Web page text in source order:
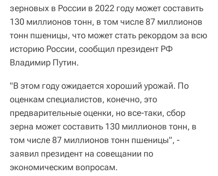
зерновых в России в 2022 году может составить
130 миллионов тонн, в том числе 87 миллионов
тонн пшеницы, что может стать рекордом за всю
историю России, сообщил президент РФ
Владимир Путин.
"В этом году ожидается хороший урожай. По
оценкам специалистов, конечно, это
предварительные оценки, но все-таки, сбор
зерна может составить 130 миллионов тонн, в
том числе 87 миллионов тонн пшеницы", -
заявил президент на совещании по
экономическим вопросам.